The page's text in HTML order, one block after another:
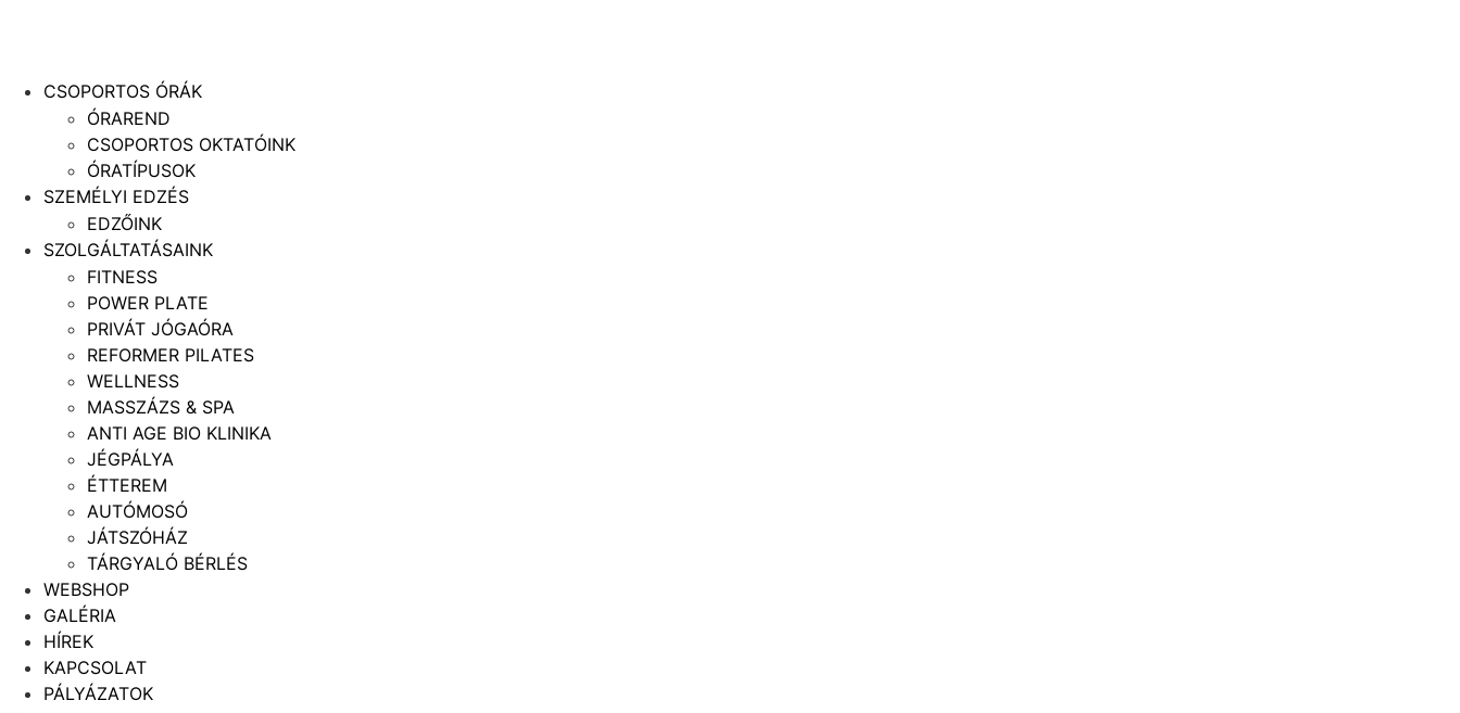
CSOPORTOS ÓRÁK
ÓRAREND
CSOPORTOS OKTATÓINK
ÓRATÍPUSOK
SZEMÉLYI EDZÉS
EDZŐINK
SZOLGÁLTATÁSAINK
FITNESS
POWER PLATE
PRIVÁT JÓGAÓRA
REFORMER PILATES
WELLNESS
MASSZÁZS & SPA
ANTI AGE BIO KLINIKA
JÉGPÁLYA
ÉTTEREM
AUTÓMOSÓ
JÁTSZÓHÁZ
TÁRGYALÓ BÉRLÉS
WEBSHOP
GALÉRIA
HÍREK
KAPCSOLAT
PÁLYÁZATOK